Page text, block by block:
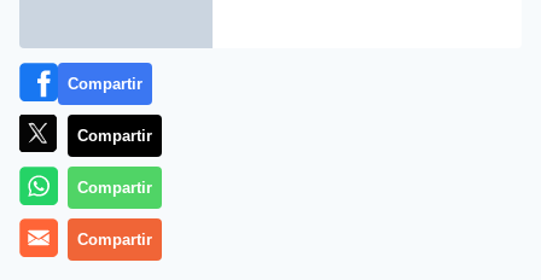
Más información
Compartir
Compartir
Compartir
Compartir